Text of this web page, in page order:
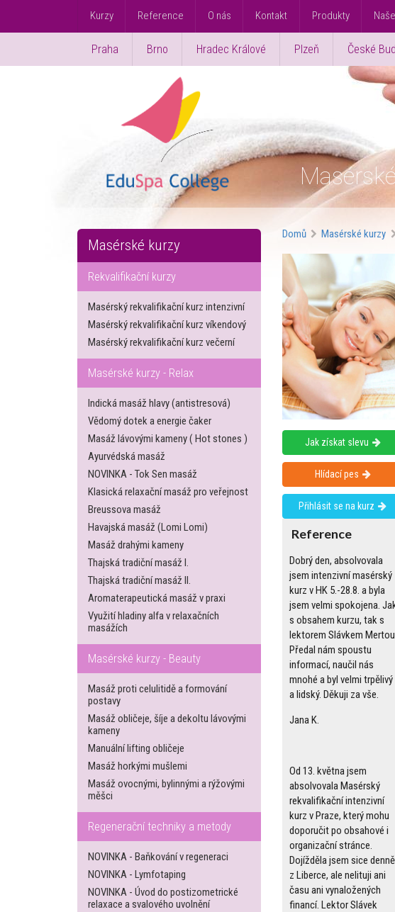
Kurzy Reference O nás Kontakt Produkty
Praha Brno Hradec Králové Plzeň České
Masérské kurzy
Rekvalifikační kurzy
Masérský rekvalifikační kurz intenzivní
Masérský rekvalifikační kurz víkendový
Masérský rekvalifikační kurz večerní
Masérské kurzy - Relax
Indická masáž hlavy (antistresová)
Vědomý dotek a energie čaker
Masáž lávovými kameny ( Hot stones )
Ayurvédská masáž
NOVINKA - Tok Sen masáž
Klasická relaxační masáž pro veřejnost
Breussova masáž
Havajská masáž (Lomi Lomi)
Masáž drahými kameny
Thajská tradiční masáž I.
Thajská tradiční masáž II.
Aromaterapeutická masáž v praxi
Využití hladiny alfa v relaxačních
masážích
Masérské kurzy - Beauty
Masáž proti celulitidě a formování
postavy
Masáž obličeje, šíje a dekoltu lávovými
kameny
Manuální lifting obličeje
Masáž horkými mušlemi
Masáž ovocnými, bylinnými a rýžovými
měšci
Regenerační techniky a metody
NOVINKA - Baňkování v regeneraci
NOVINKA - Lymfotaping
NOVINKA - Úvod do postizometrické
relaxace a svalového uvolnění
Domů Masérské kurzy
Jak získat slevu
Hlídací pes
Přihlásit se na kurz
Reference
Dobrý den, absolvovala
jsem intenzivní masérský
kurz v HK 5.-28.8. a byla
jsem velmi spokojena.
s obsahem kurzu, tak s
lektorem Slávkem
Předal nám spoustu
informací, naučil nás
mnohé a byl velmi trpělivý
a lidský. Děkuji za vše.
Jana K.
Od 13. května jsem
absolvovala Masérský
rekvalifikační intenzivní
kurz v Praze, který mohu
doporučit po obsahové i
organizační stránce.
Dojížděla jsem sice denně
z Liberce, ale nelituji ani
času ani vynaložených
financí. Lektor Slávek